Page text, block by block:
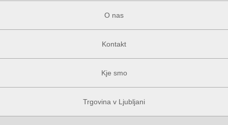
O nas
Kontakt
Kje smo
Trgovina v Ljubljani